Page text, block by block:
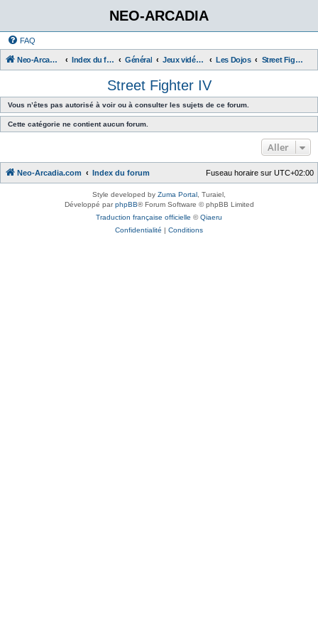
NEO-ARCADIA
FAQ
Neo-Arcadia.com Index du forum Général Jeux vidéo d'arcade Les Dojos Street Fighter IV
Street Fighter IV
Vous n’êtes pas autorisé à voir ou à consulter les sujets de ce forum.
Cette catégorie ne contient aucun forum.
Aller
Neo-Arcadia.com Index du forum Fuseau horaire sur UTC+02:00
Style developed by Zuma Portal , Turaiel,
Développé parphpBB® Forum Software © phpBB Limited
Traduction française officielle ©Qiaeru
Confidentialité | Conditions